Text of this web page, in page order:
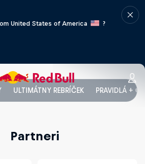
United States of America
?
ULTIMÁTNY REBRÍČEK PRAVIDLÁ +
Partneri